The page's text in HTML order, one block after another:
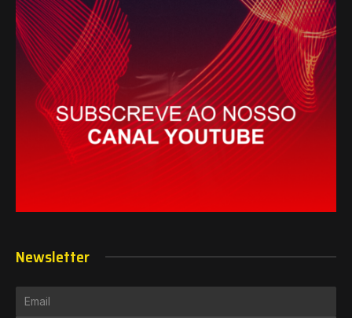
Newsletter